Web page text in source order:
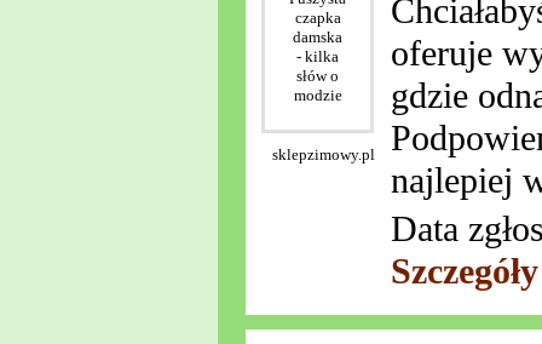
sklepzimowy.pl
oferuje
gdzie
najlepiej
Data